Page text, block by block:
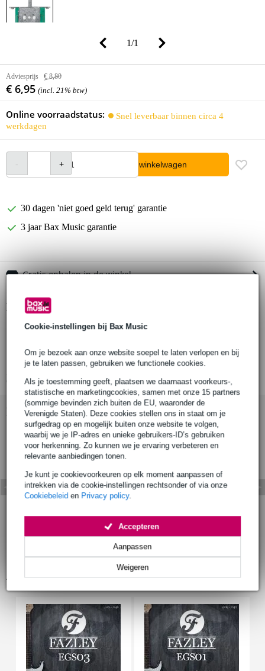
Cookie-instellingen bij Bax Music
Om je bezoek aan onze website soepel te laten verlopen en bij
je te laten passen, gebruiken we functionele cookies.
Als je toestemming geeft, plaatsen we daarnaast voorkeurs-,
statistische en marketingcookies, samen met onze 15 partners
(sommige bevinden zich buiten de EU, waaronder de
Verenigde Staten). Deze cookies stellen ons in staat om je
surfgedrag op en mogelijk buiten onze website te volgen,
waarbij we je IP-adres en unieke gebruikers-ID’s gebruiken
voor herkenning. Zo kunnen we je ervaring verbeteren en
relevante aanbiedingen tonen.
Je kunt je cookievoorkeuren op elk moment aanpassen of
intrekken via de cookie-instellingen rechtsonder of via onze
Cookiebeleid en Privacy policy.
Weigeren
Aanpassen
Accepteren
1/1
Adviesprijs € 8,80
€ 6,95 (incl. 21% btw)
Online voorraadstatus:
Snel leverbaar binnen circa 4
werkdagen
In winkelwagen
30 dagen 'niet goed geld terug' garantie
3 jaar Bax Music garantie
Gratis ophalen in de winkel
Productinformatie
elementschakelaar
open model
Bekijk alle productspecificaties
Bekijk ook eens (1)
Accessoires (23)